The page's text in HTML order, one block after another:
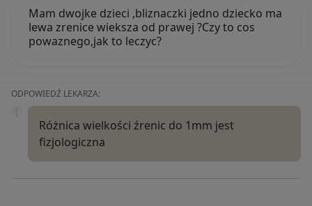
Mam dwojke dzieci ,bliznaczki jedno dziecko ma
lewa zrenice wieksza od prawej ?Czy to cos
powaznego,jak to leczyc?
ODPOWIEDŹ LEKARZA:
Różnica wielkości źrenic do 1mm jest
fizjologiczna